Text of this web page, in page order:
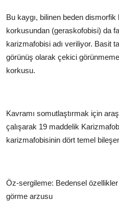
Bu kaygı, bilinen beden
korkusundan (geraskofobisi) da
karizmafobisi adı veriliyor. Basit
görünüş olarak çekici
korkusu.
Kavramı somutlaştırmak için
çalışarak 19 maddelik
karizmafobisinin dört temel
Öz-sergileme: Bedensel
görme arzusu